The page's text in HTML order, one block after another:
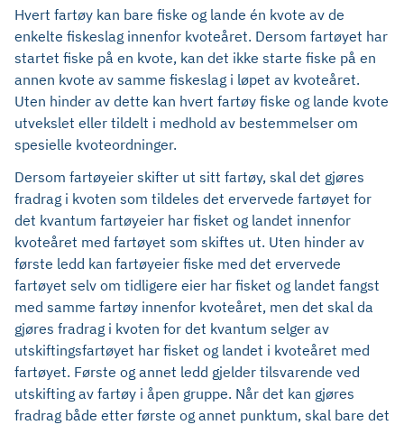
Hvert fartøy kan bare fiske og lande én kvote av de
enkelte fiskeslag innenfor kvoteåret. Dersom fartøyet har
startet fiske på en kvote, kan det ikke starte fiske på en
annen kvote av samme fiskeslag i løpet av kvoteåret.
Uten hinder av dette kan hvert fartøy fiske og lande kvote
utvekslet eller tildelt i medhold av bestemmelser om
spesielle kvoteordninger.
Dersom fartøyeier skifter ut sitt fartøy, skal det gjøres
fradrag i kvoten som tildeles det ervervede fartøyet for
det kvantum fartøyeier har fisket og landet innenfor
kvoteåret med fartøyet som skiftes ut. Uten hinder av
første ledd kan fartøyeier fiske med det ervervede
fartøyet selv om tidligere eier har fisket og landet fangst
med samme fartøy innenfor kvoteåret, men det skal da
gjøres fradrag i kvoten for det kvantum selger av
utskiftingsfartøyet har fisket og landet i kvoteåret med
fartøyet. Første og annet ledd gjelder tilsvarende ved
utskifting av fartøy i åpen gruppe. Når det kan gjøres
fradrag både etter første og annet punktum, skal bare det